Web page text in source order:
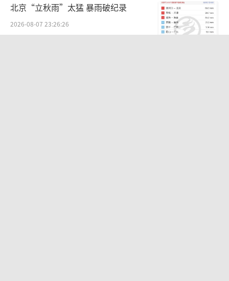
北京“立秋雨”太猛 暴雨破纪录
2026-08-07 23:26:26